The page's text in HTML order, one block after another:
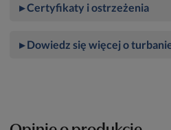
▸ Certyfikaty i ostrzeżenia
▸ Dowiedz się więcej o